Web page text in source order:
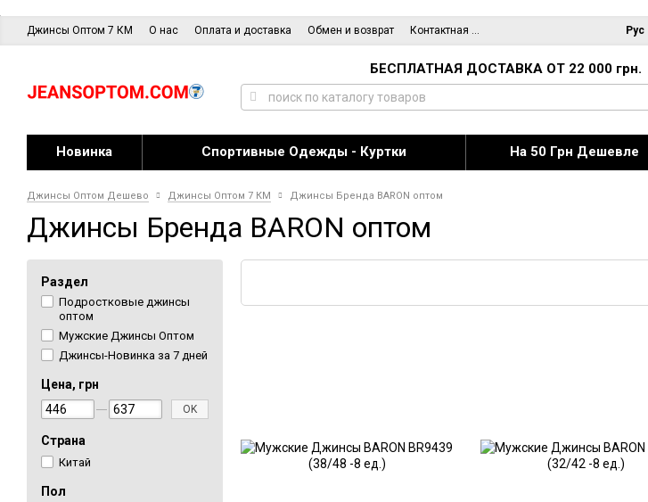
Джинсы Оптом 7 КМ О нас Оплата и доставка Обмен и возврат Контактная информация Рус
БЕСПЛАТНАЯ ДОСТАВКА ОТ 22 000 грн.
Новинка Спортивные Одежды - Куртки На 50 Грн Дешевле
Джинсы Оптом Дешево Джинсы Оптом 7 КМ Джинсы Бренда BARON оптом
Джинсы Бренда BARON оптом
Раздел
Подростковые джинсы
оптом
Мужские Джинсы Оптом
Джинсы-Новинка за 7 дней
Цена, грн
OK
Страна
Китай
Пол